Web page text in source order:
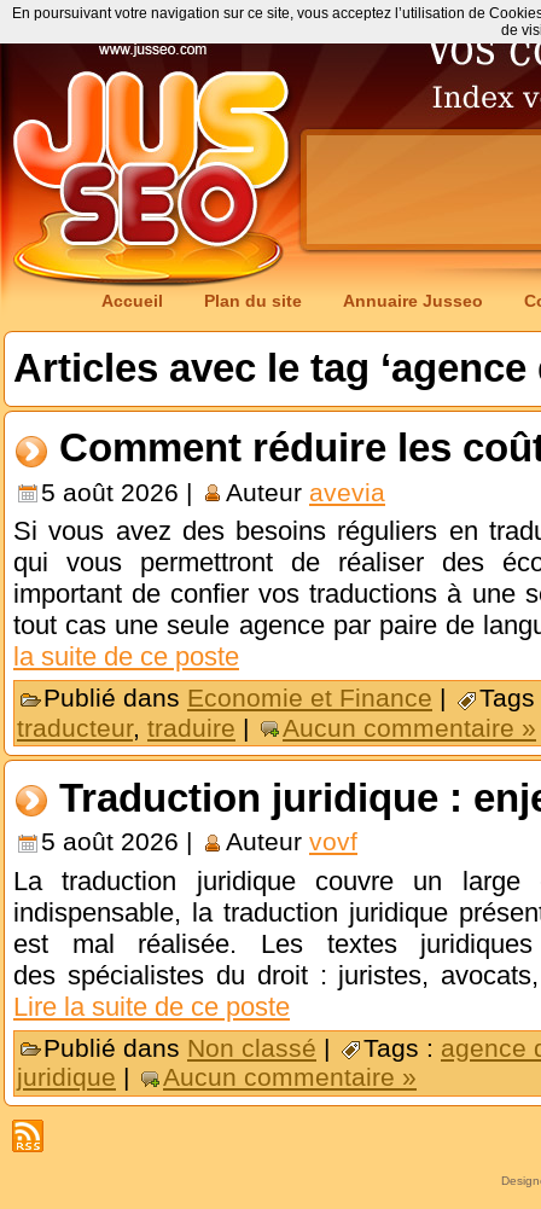
Accueil Plan du site Annuaire Jusseo
Articles avec le tag
Comment réduire les
5 août 2026 | Auteur avevia
Si vous avez des besoins réguliers en
qui vous permettront de réaliser des
important de confier vos traductions à une
tout cas une seule agence par paire de
la suite de ce poste
Publié dans Economie et Finance |
traducteur, traduire | Aucun commentaire »
Traduction juridique :
5 août 2026 | Auteur vovf
La traduction juridique couvre un large
indispensable, la traduction juridique
est mal réalisée. Les textes
des spécialistes du droit : juristes,
Lire la suite de ce poste
Publié dans Non classé | Tags : agence
juridique | Aucun commentaire »
En poursuivant votre navigation sur ce site, vous acceptez l’utilisation de
de